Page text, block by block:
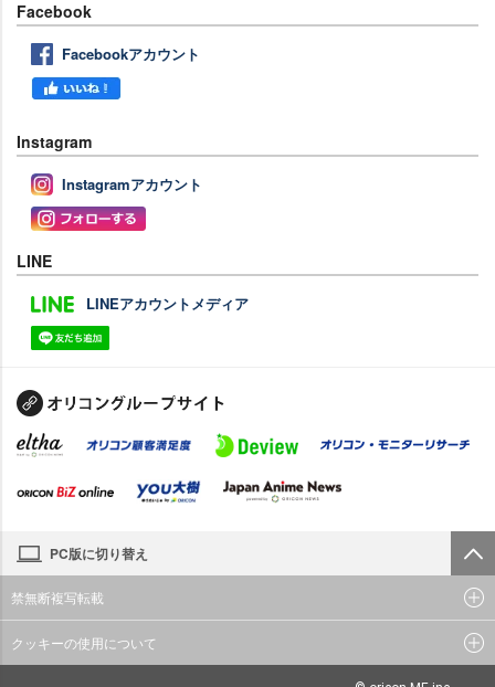
Facebook
Facebookアカウント
Instagram
Instagramアカウント
LINE
LINEアカウントメディア
PC版に切り替え
禁無断複写転載
クッキーの使用について